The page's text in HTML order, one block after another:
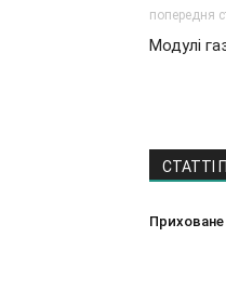
попередня
Модулі
СТАТТІ